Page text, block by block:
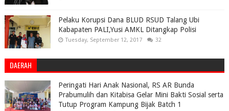
Pelaku Korupsi Dana BLUD RSUD Talang Ubi
Kabapaten PALI,Yusi AMKL Ditangkap Polisi
Tuesday, September 12, 2017 32
DAERAH
Peringati Hari Anak Nasional, RS AR Bunda
Prabumulih dan Kitabisa Gelar Mini Bakti Sosial serta
Tutup Program Kampung Bijak Batch 1